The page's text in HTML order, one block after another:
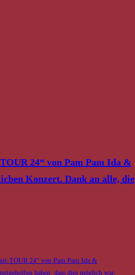
24“ von Pam Pam Ida &
Konzert. Dank an alle, die